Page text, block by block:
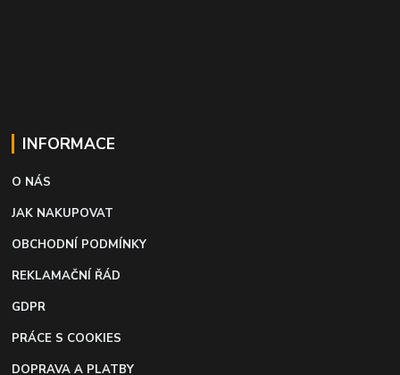
INFORMACE
O NÁS
JAK NAKUPOVAT
OBCHODNÍ PODMÍNKY
REKLAMAČNÍ ŘÁD
GDPR
PRÁCE S COOKIES
DOPRAVA A PLATBY